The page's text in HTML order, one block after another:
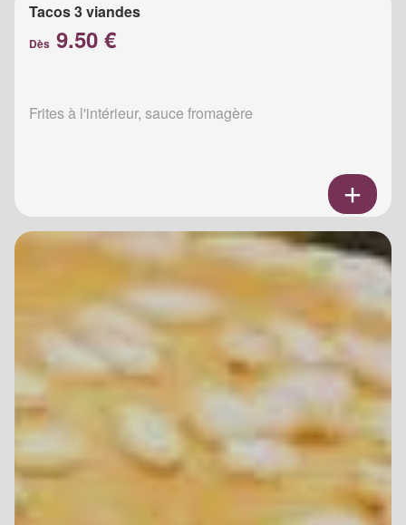
Tacos 3 viandes
Dès 9.50 €
Frites à l'intérieur, sauce fromagère